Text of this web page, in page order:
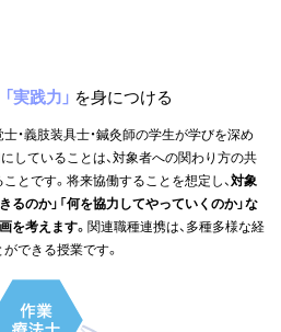
「実践力」 を身につける
・義肢装具士・鍼灸師の学生が学びを深め
していることは、対象者への関わり方の共
とです。将来協働することを想定し、対象
のか」「何を協力してやっていくのか」な
を考えます。 関連職種連携は、多種多様な経
できる授業です。